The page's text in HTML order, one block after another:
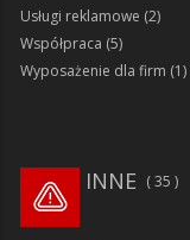
Usługi reklamowe (2)
Współpraca (5)
Wyposażenie dla firm (1)
35
INNE